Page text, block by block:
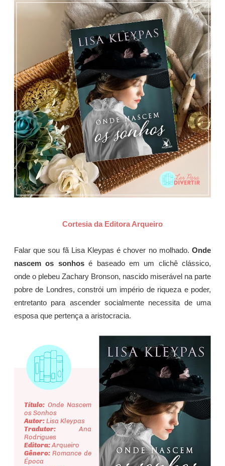
Cortesia da Editora Arqueiro
Falar que sou fã Lisa Kleypas é chover no molhado. Onde
nascem os sonhosé baseado em um clichê clássico,
onde o plebeu Zachary Bronson, nascido miserável na parte
pobre de Londres, constrói um império de riqueza e poder,
entretanto para ascender socialmente necessita de uma
esposa que pertença a aristocracia.
Título:Onde Nascem
os Sonhos
Autor:Lisa Kleypas
Tradutor:Ana
Rodrigues
Editora:Arqueiro
Gênero:Romance de
Época